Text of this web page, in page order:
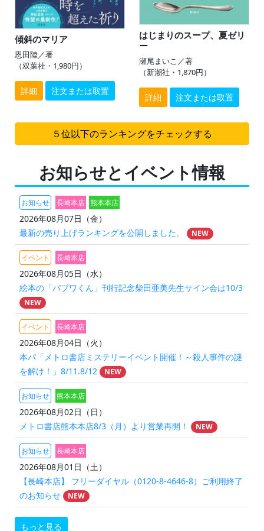
傾斜のマリア
恩田陸／著
（双葉社・1,980円）
詳細 注文または取置
はじまりのスープ、夏ゼリ
ー
瀬尾まいこ／著
（新潮社・1,870円）
詳細 注文または取置
５位以下のランキングをチェックする
お知らせとイベント情報
お知らせ 長崎本店 熊本本店
2026年08月07日（金）
最新の売り上げランキングを公開しました。
NEW
イベント 長崎本店
2026年08月05日（水）
絵本の「パプワくん」刊行記念柴田亜美先生サイン会は10/3
NEW
イベント 長崎本店
2026年08月04日（火）
本パ「メトロ書店ミステリーイベント開催！～殺人事件の謎
を解け！」8/11.8/12
NEW
お知らせ 熊本本店
2026年08月02日（日）
メトロ書店熊本本店8/3（月）より営業再開！
NEW
お知らせ 長崎本店
2026年08月01日（土）
【長崎本店】 フリーダイヤル（0120-8-4646-8）ご利用終了
のお知らせ
NEW
もっと見る